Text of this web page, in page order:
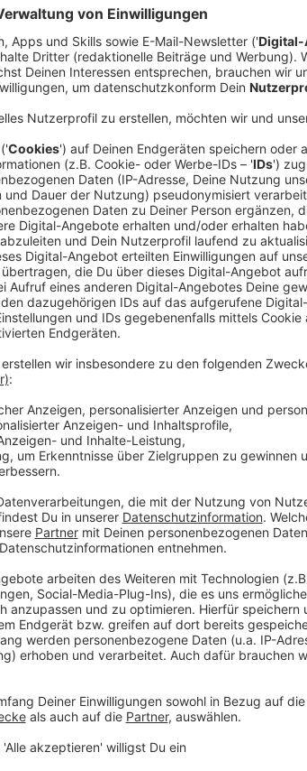
Anzeige
Vom Wehrhahn kommend wird der
dort aus geht es weiter in Richtung
zum Kö-Bogen II. In der Gegenrichtung
ebenfalls durch den Hofgarten zur
Öffnungszeiten des Weihnachtsmarkts - in
Einlassschleusen geben. Auch auf der
Die Maßnahmen gelten schon ab morgen
Winterwelt "Kö on Ice".
Anzeige
Weitere Infos und Links zum Thema:
Verkehrsmaßnahmen Schadowstraße
Ost-West-Umleitung:Die Umleitung
Der Radverkehr wird dort nördlich in die
Radfahrstreifen eingerichtet, welcher
getrennt wird. Der Radfahrstreifen wird auf
zwischen den Straßen Am Wehrhahn und
kostenpflichtigen Parkstände die dadurch
Schadowstraße, Parkhaus
etc.) kompensiert werden. Auf Höhe der
bestehenden Schutzstreifen in den
Richtung Hofgarten nutzen kann. Über die
Richtung Kö-Bogen II geführt.